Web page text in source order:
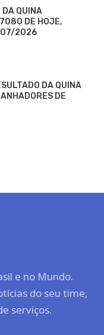
DA QUINA
DE HOJE,
07/2026
DA QUINA
DE
e no Mundo.
do seu time,
serviços.